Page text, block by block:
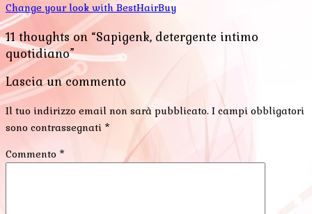
Change your look with BestHairBuy
11 thoughts on “Sapigenk, detergente intimo
quotidiano”
Lascia un commento
Il tuo indirizzo email non sarà pubblicato. I campi obbligatori
sono contrassegnati *
Commento *